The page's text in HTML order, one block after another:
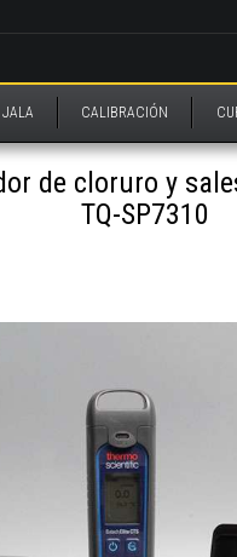
JALA CALIBRACIÓN
de cloruro y
TQ-SP7310